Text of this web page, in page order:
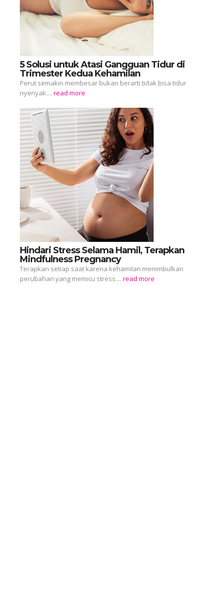
5 Solusi untuk Atasi Gangguan Tidur di
Trimester Kedua Kehamilan
Perut semakin membesar bukan berarti tidak bisa tidur
nyenyak.... read more
Hindari Stress Selama Hamil, Terapkan
Mindfulness Pregnancy
Terapkan setiap saat karena kehamilan menimbulkan
perubahan yang memicu stress.... read more